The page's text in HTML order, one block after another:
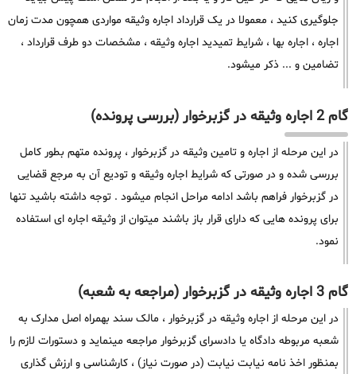
جلوگیری کنید ، معمولا در یک قرارداد اجاره وثیقه مواردی همچون مدت زمان
اجاره ، اجاره بها ، شرایط تمیدید اجاره وثیقه ، مشخصات دو طرف قرارداد ،
تضامین و ... ذکر میشود.
گام 2 اجاره وثیقه در گزبرخوار (بررسی پرونده)
در این مرحله از اجاره و تامین وثیقه در گزبرخوار ، پرونده متهم بطور کامل
بررسی شده و در صورتی که شرایط اجاره وثیقه و تودیع آن به مرجع قضایی
در گزبرخوار فراهم باشد ادامه مراحل انجام میشود . توجه داشته باشید تنها
برای پرونده هایی که دارای قرار باز باشند میتوان از وثیقه اجاره ای استفاده
نمود.
گام 3 اجاره وثیقه در گزبرخوار (مراجعه به شعبه)
در این مرحله از اجاره وثیقه در گزبرخوار ، مالک سند بهمراه اصل مدارک به
شعبه مربوطه دادگاه یا دادسرای گزبرخوار مراجعه مینماید و دستورات لازم را
بمنظور اخذ نامه نیابت نیابت (در صورت نیاز) ، کارشناسی و ارزش گذاری